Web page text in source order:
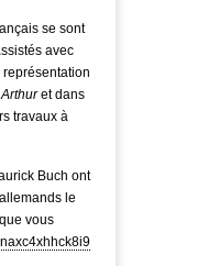
se sont
avec
et dans
travaux à
Buch ont
le
vous